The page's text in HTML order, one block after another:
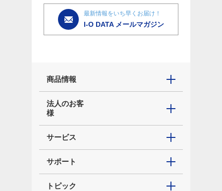
最新情報をいち早くお届け！
I-O DATA メールマガジン
商品情報
法人のお客
様
サービス
サポート
トピック